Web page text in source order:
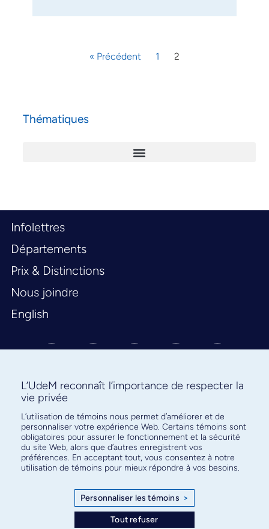
« Précédent 1 2
Thématiques
Infolettres
Départements
Prix & Distinctions
Nous joindre
English
Abonnez-vous à notre infolettre
pour connaître l’actualité facultaire
L’UdeM reconnaît l’importance de respecter la
vie privée
L’utilisation de témoins nous permet d’améliorer et de
personnaliser votre expérience Web. Certains témoins sont
obligatoires pour assurer le fonctionnement et la sécurité
du site Web, alors que d’autres enregistrent vos
préférences. En acceptant tout, vous consentez à notre
utilisation de témoins pour mieux répondre à vos besoins.
Personnaliser les témoins >
Tout refuser